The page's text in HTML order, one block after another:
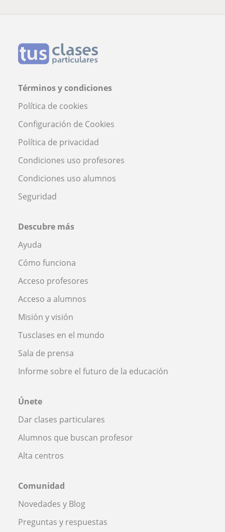
Términos y condiciones
Política de cookies
Configuración de Cookies
Política de privacidad
Condiciones uso profesores
Condiciones uso alumnos
Seguridad
Descubre más
Ayuda
Cómo funciona
Acceso profesores
Acceso a alumnos
Misión y visión
Tusclases en el mundo
Sala de prensa
Informe sobre el futuro de la educación
Únete
Dar clases particulares
Alumnos que buscan profesor
Alta centros
Comunidad
Novedades y Blog
Preguntas y respuestas